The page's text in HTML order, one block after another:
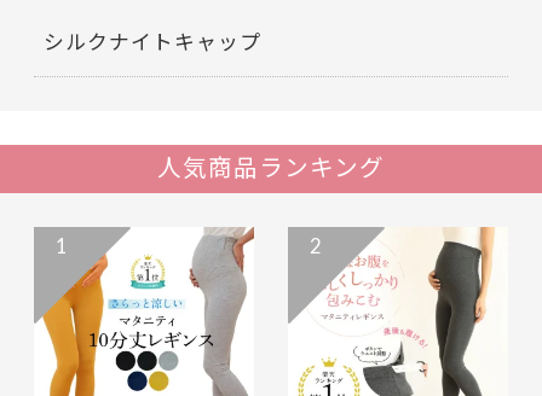
シルクナイトキャップ
人気商品ランキング
1 2